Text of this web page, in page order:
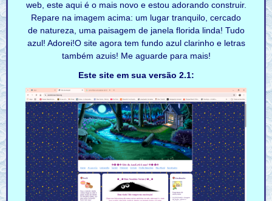
web, este aqui é o mais novo e estou adorando construir.
Repare na imagem acima: um lugar tranquilo, cercado
de natureza, uma paisagem de janela florida linda! Tudo
azul! Adorei!O site agora tem fundo azul clarinho e letras
também azuis! Me aguarde para mais!
Este site em sua versão 2.1: